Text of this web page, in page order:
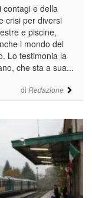
di Redazione
contagi e della
crisi per diversi
e piscine,
i mondo del
Lo testimonia la
che sta a sua...